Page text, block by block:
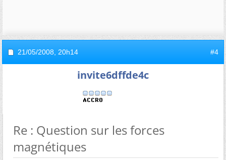
21/05/2008, 20h14 #4
invite6dffde4c
Re : Question sur les forces
magnétiques